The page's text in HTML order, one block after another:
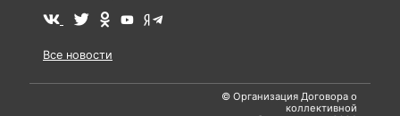
Все новости
© Организация Договора о
коллективной